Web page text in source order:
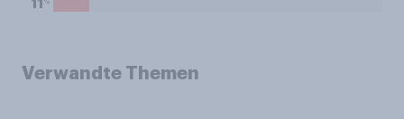
11
Verwandte Themen